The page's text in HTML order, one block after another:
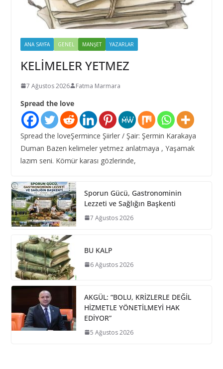
ANA SAYFA GENEL MANŞET YAZARLAR
KELİMELER YETMEZ
7 Ağustos 2026 Fatma Marmara
Spread the love
Spread the loveŞermince Şiirler / Şair: Şermin Karakaya
Duman Bazen kelimeler yetmez anlatmaya , Yaşamak
lazım seni. Kömür karası gözlerinde,
Sporun Gücü, Gastronominin
Lezzeti ve Sağlığın Başkenti
7 Ağustos 2026
BU KALP
6 Ağustos 2026
AKGÜL: “BOLU, KRİZLERLE DEĞİL
HİZMETLE YÖNETİLMEYİ HAK
EDİYOR”
5 Ağustos 2026